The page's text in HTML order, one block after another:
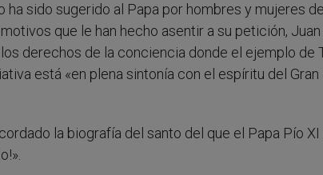
ha sido sugerido al Papa por hombres y mujeres
que le han hecho asentir a su petición,
derechos de la conciencia donde el ejemplo de
está «en plena sintonía con el espíritu del
la biografía del santo del que el Papa Pío